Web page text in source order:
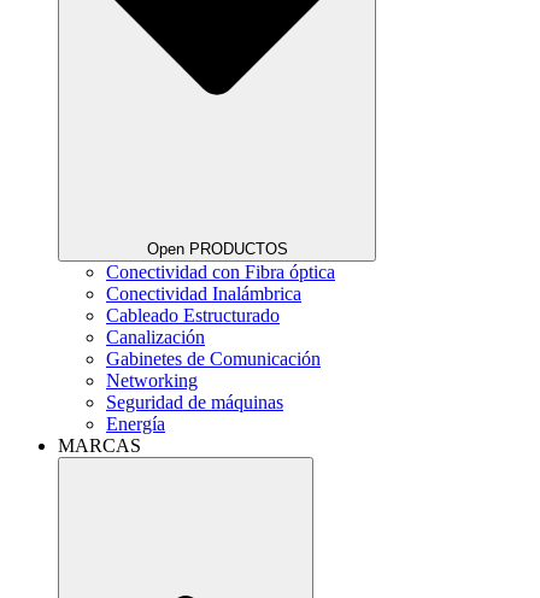
Open PRODUCTOS
Conectividad con Fibra óptica
Conectividad Inalámbrica
Cableado Estructurado
Canalización
Gabinetes de Comunicación
Networking
Seguridad de máquinas
Energía
MARCAS